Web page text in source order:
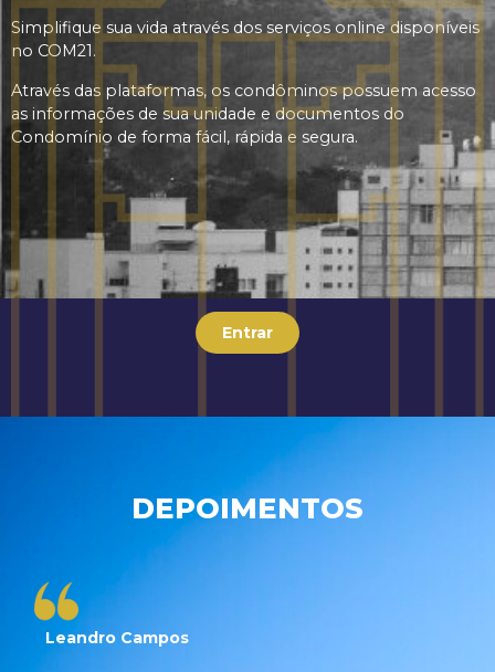
Simplifique sua vida através dos serviços online disponíveis
no COM21.
Através das plataformas, os condôminos possuem acesso
as informações de sua unidade e documentos do
Condomínio de forma fácil, rápida e segura.
Entrar
DEPOIMENTOS
Leandro Campos